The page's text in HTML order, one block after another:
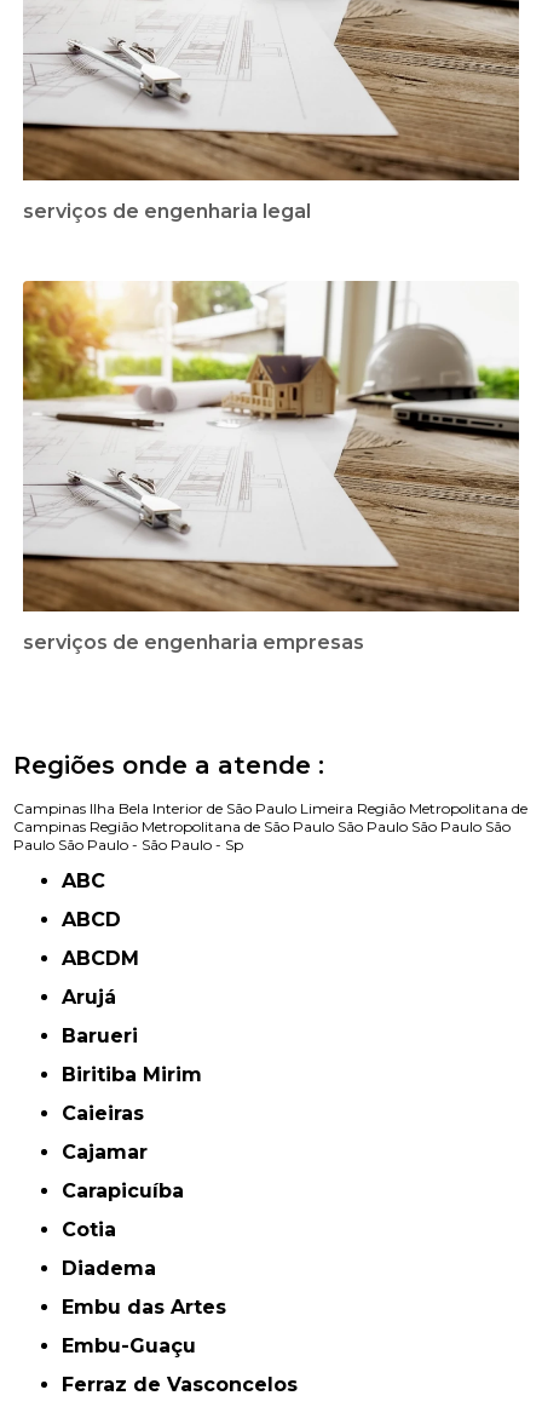
serviços de engenharia legal
serviços de engenharia empresas
Regiões onde a atende :
Campinas Ilha Bela Interior de São Paulo Limeira Região Metropolitana de
Campinas Região Metropolitana de São Paulo São Paulo São Paulo São
Paulo São Paulo - São Paulo - Sp
ABC
ABCD
ABCDM
Arujá
Barueri
Biritiba Mirim
Caieiras
Cajamar
Carapicuíba
Cotia
Diadema
Embu das Artes
Embu-Guaçu
Ferraz de Vasconcelos